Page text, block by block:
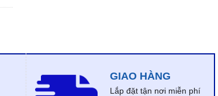
GIAO HÀNG
Lắp đặt tận nơi miễn phí